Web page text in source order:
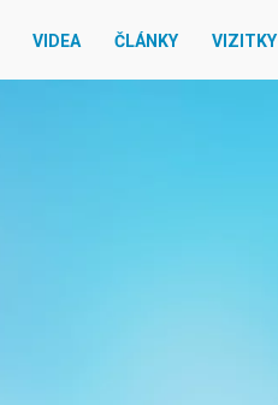
VIDEA ČLÁNKY VIZITKY